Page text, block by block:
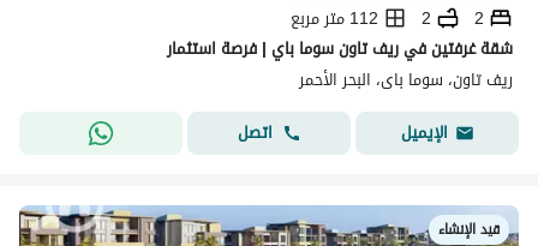
2
2
112 متر مربع
شقة غرفتين في ريف تاون سوما باي | فرصة استثمار
ريف تاون، سوما باى، البحر الأحمر
الإيميل
اتصل
قيد الإنشاء